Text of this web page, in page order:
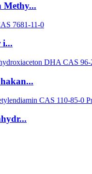
Methy...
i...